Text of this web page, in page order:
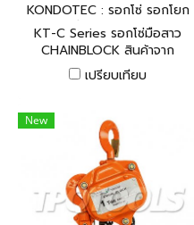
KONDOTEC : รอกโซ่ รอกโยก
รอกถ่วง KT-C30.0T
KT-C Series รอกโซ่มือสาว
CHAINBLOCK สินค้าจาก
ประเทศญี่ปุ่น พร้อมใบ
CERTIFICATE GUARANTEE
เปรียบเทียบ
New